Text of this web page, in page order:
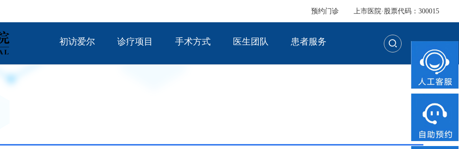
预约门诊 上市医院·股票代码：300015
初访爱尔 诊疗项目 手术方式 医生团队 患者服务